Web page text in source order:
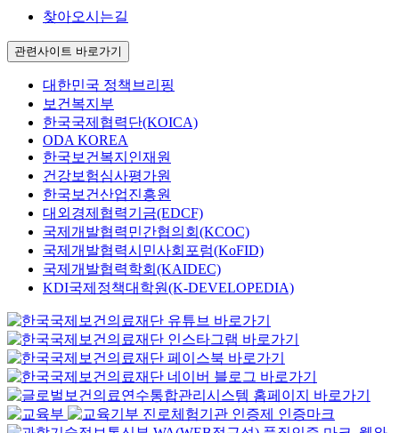
찾아오시는길
관련사이트 바로가기
대한민국 정책브리핑
보건복지부
한국국제협력단(KOICA)
ODA KOREA
한국보건복지인재원
건강보험심사평가원
한국보건산업진흥원
대외경제협력기금(EDCF)
국제개발협력민간협의회(KCOC)
국제개발협력시민사회포럼(KoFID)
국제개발협력학회(KAIDEC)
KDI국제정책대학원(K-DEVELOPEDIA)